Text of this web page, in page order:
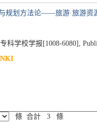
规划方法论——旅游·旅游资
科学校学报[1008-6080],
條 合計 3 條